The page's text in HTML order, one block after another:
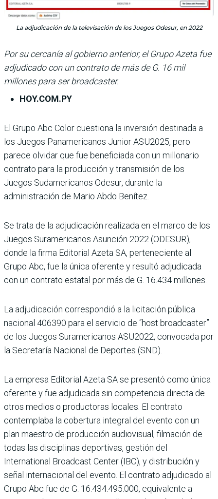
La adjudicación de la televisación de los Juegos Odesur, en 2022
Por su cercanía al gobierno anterior, el Grupo Azeta fue
adjudicado con un contrato de más de G. 16 mil
millones para ser broadcaster.
HOY.COM.PY
El Grupo Abc Color cues­tiona la inversión destinada a
los Juegos Panamericanos Junior ASU2025, pero
parece olvidar que fue beneficiada con un millonario
contrato para la producción y trans­misión de los
Juegos Suda­mericanos Odesur, durante la
administración de Mario Abdo Benítez.
Se trata de la adjudicación realizada en el marco de los
Juegos Suramericanos Asun­ción 2022 (ODESUR),
donde la firma Editorial Azeta SA, perteneciente al
Grupo Abc, fue la única oferente y resultó adjudicada
con un contrato estatal por más de G. 16.434 millones.
La adjudicación correspon­dió a la licitación pública
nacional 406390 para el servicio de “host broadcas­ter”
de los Juegos Surameri­canos ASU2022, convocada por
la Secretaría Nacional de Deportes (SND).
La empresa Editorial Azeta SA se presentó como única
oferente y fue adjudicada sin competencia directa de
otros medios o productoras locales. El contrato
contem­plaba la cobertura integral del evento con un
plan maes­tro de producción audiovi­sual, filmación de
todas las disciplinas deportivas, ges­tión del
International Broad­cast Center (IBC), y distri­bución y
señal internacional del evento. El contrato adju­dicado al
Grupo Abc fue de G. 16.434.495.000, equiva­lente a